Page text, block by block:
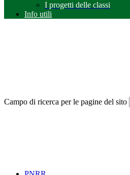
I progetti delle classi
Info utili
Campo di ricerca per le pagine del sito